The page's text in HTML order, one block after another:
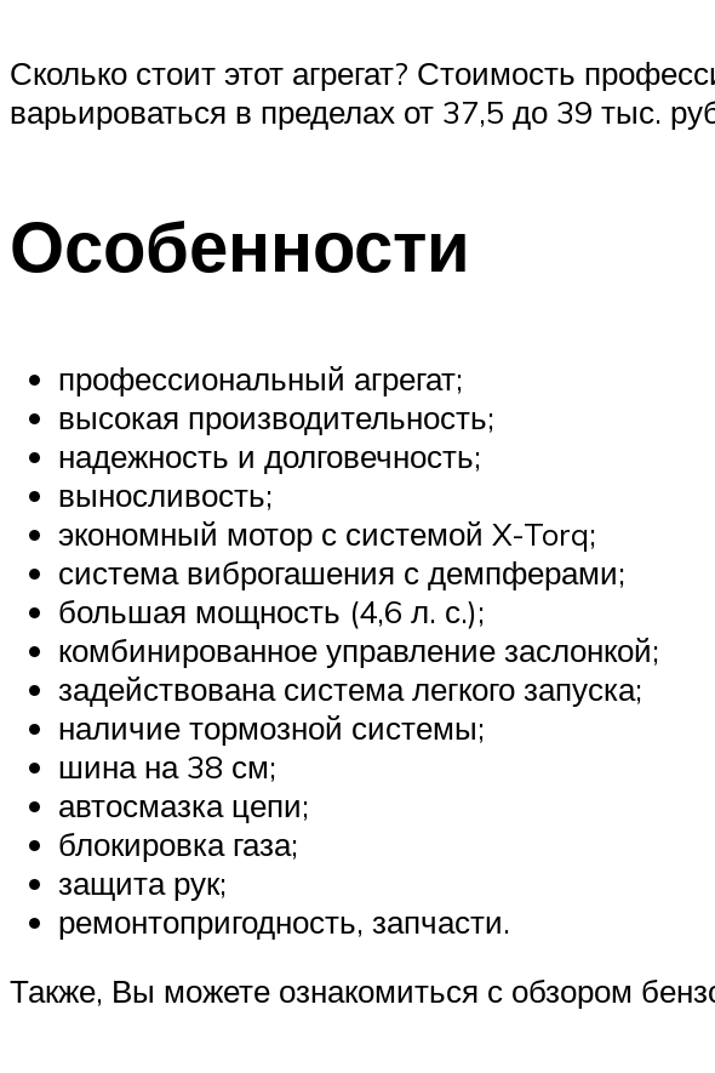
Сколько стоит этот агрегат? Стоимость
варьироваться в пределах от 37,5 до 39 тыс.
Особенности
профессиональный агрегат;
высокая производительность;
надежность и долговечность;
выносливость;
экономный мотор с системой X-Torq;
система виброгашения с демпферами;
большая мощность (4,6 л. с.);
комбинированное управление заслонкой;
задействована система легкого запуска;
наличие тормозной системы;
шина на 38 см;
автосмазка цепи;
блокировка газа;
защита рук;
ремонтопригодность, запчасти.
Также, Вы можете ознакомиться с обзором